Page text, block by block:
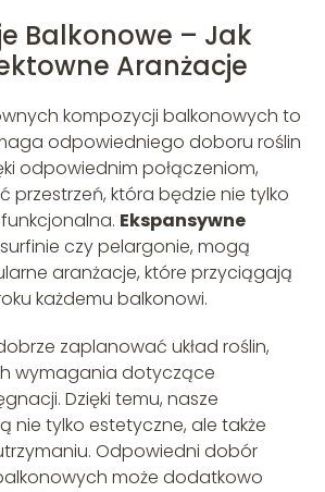
Balkonowe – Jak
Aranżacje
kompozycji balkonowych to
odpowiedniego doboru roślin
odpowiednim połączeniom,
przestrzeń, która będzie nie tylko
Ekspansywne
czy pelargonie, mogą
aranżacje, które przyciągają
każdemu balkonowi.
zaplanować układ roślin,
wymagania dotyczące
Dzięki temu, nasze
nie tylko estetyczne, ale także
Odpowiedni dobór
może dodatkowo